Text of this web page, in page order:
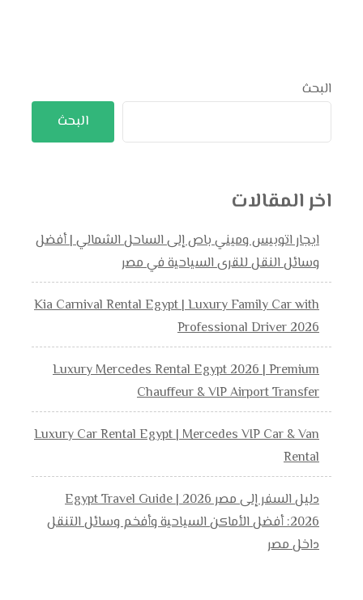
البحث
البحث
اخر المقالات
ايجار اتوبيس وميني باص إلى الساحل الشمالي | أفضل
وسائل النقل للقرى السياحية في مصر
Kia Carnival Rental Egypt | Luxury Family Car with
Professional Driver 2026
Luxury Mercedes Rental Egypt 2026 | Premium
Chauffeur & VIP Airport Transfer
Luxury Car Rental Egypt | Mercedes VIP Car & Van
Rental
دليل السفر إلى مصر 2026 | Egypt Travel Guide
2026: أفضل الأماكن السياحية وأفخم وسائل التنقل
داخل مصر